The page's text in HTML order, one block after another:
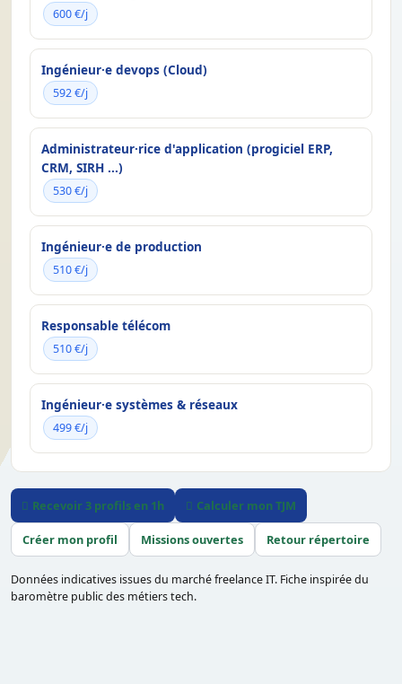
600 €/j
Ingénieur·e devops (Cloud)
592 €/j
Administrateur·rice d'application (progiciel ERP,
CRM, SIRH ...)
530 €/j
Ingénieur·e de production
510 €/j
Responsable télécom
510 €/j
Ingénieur·e systèmes & réseaux
499 €/j
Recevoir 3 profils en 1h Calculer mon TJM
Créer mon profil Missions ouvertes Retour répertoire
Données indicatives issues du marché freelance IT. Fiche inspirée du
baromètre public des métiers tech.